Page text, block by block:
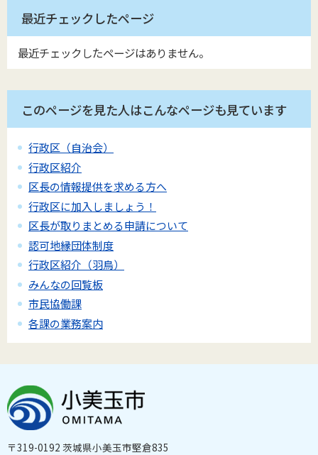
最近チェックしたページ
最近チェックしたページはありません。
このページを見た人はこんなページも見ています
行政区（自治会）
行政区紹介
区長の情報提供を求める方へ
行政区に加入しましょう！
区長が取りまとめる申請について
認可地縁団体制度
行政区紹介（羽鳥）
みんなの回覧板
市民協働課
各課の業務案内
〒319-0192 茨城県小美玉市堅倉835